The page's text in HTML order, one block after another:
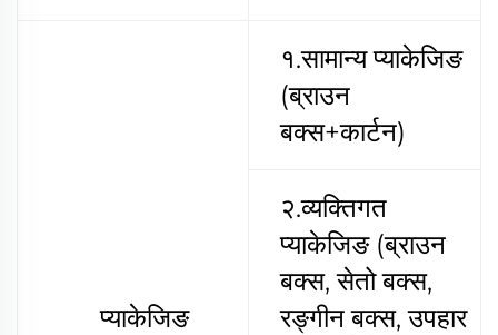
प्याकेजिङ
१.सामान्य प्याकेजिङ
(ब्राउन
बक्स+कार्टन)
२.व्यक्तिगत
प्याकेजिङ (ब्राउन
बक्स, सेतो बक्स,
रङ्गीन बक्स, उपहार